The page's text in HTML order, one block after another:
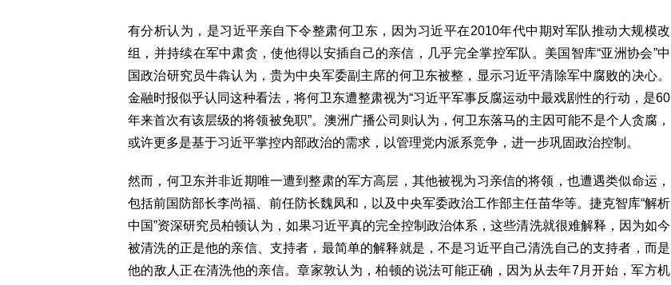
有分析认为，是习近平亲自下令整肃何卫东，因为习近平在2010年代中期对军队推动大规模改
组，并持续在军中肃贪，使他得以安插自己的亲信，几乎完全掌控军队。美国智库“亚洲协会”中
国政治研究员牛犇认为，贵为中央军委副主席的何卫东被整，显示习近平清除军中腐败的决心。
金融时报似乎认同这种看法，将何卫东遭整肃视为“习近平军事反腐运动中最戏剧性的行动，是60
年来首次有该层级的将领被免职”。澳洲广播公司则认为，何卫东落马的主因可能不是个人贪腐，
或许更多是基于习近平掌控内部政治的需求，以管理党内派系竞争，进一步巩固政治控制。
然而，何卫东并非近期唯一遭到整肃的军方高层，其他被视为习亲信的将领，也遭遇类似命运，
包括前国防部长李尚福、前任防长魏凤和，以及中央军委政治工作部主任苗华等。捷克智库“解析
中国”资深研究员柏顿认为，如果习近平真的完全控制政治体系，这些清洗就很难解释，因为如今
被清洗的正是他的亲信、支持者，最简单的解释就是，不是习近平自己清洗自己的支持者，而是
他的敌人正在清洗他的亲信。章家敦认为，柏顿的说法可能正确，因为从去年7月开始，军方机